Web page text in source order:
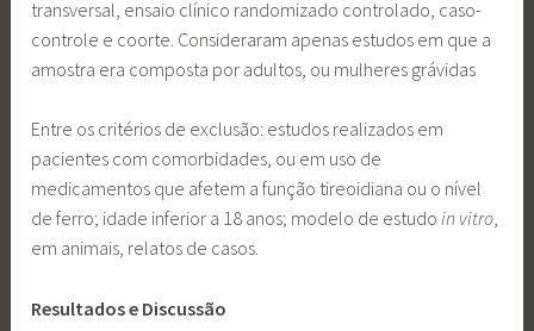
transversal, ensaio clínico randomizado controlado, caso-
controle e coorte. Consideraram apenas estudos em que a
amostra era composta por adultos, ou mulheres grávidas
Entre os critérios de exclusão: estudos realizados em
pacientes com comorbidades, ou em uso de
medicamentos que afetem a função tireoidiana ou o nível
de ferro; idade inferior a 18 anos; modelo de estudoin vitro,
em animais, relatos de casos.
Resultados e Discussão